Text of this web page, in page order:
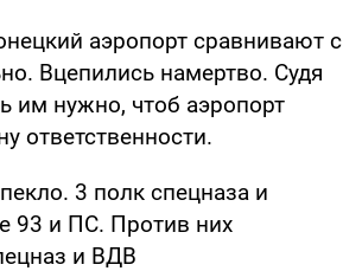
аэропорт сравнивают с
Вцепились намертво. Судя
им нужно, чтоб аэропорт
ответственности.
3 полк спецназа и
93 и ПС. Против них
и ВДВ